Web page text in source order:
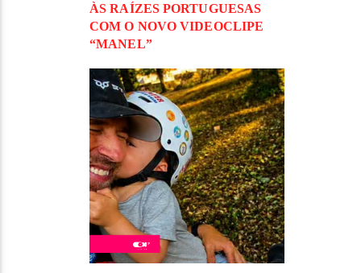
ÀS RAÍZES PORTUGUESAS
COM O NOVO VIDEOCLIPE
“MANEL”